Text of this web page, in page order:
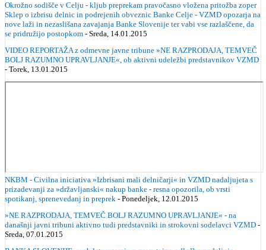
Okrožno sodišče v Celju - kljub preprekam pravočasno vložena pritožba zoper
Sklep o izbrisu delnic in podrejenih obveznic Banke Celje - VZMD opozarja na
nove laži in nezaslišana zavajanja Banke Slovenije ter vabi vse razlaščene, da
se pridružijo postopkom - Sreda, 14.01.2015
VIDEO REPORTAŽA z odmevne javne tribune »NE RAZPRODAJA, TEMVEČ
BOLJ RAZUMNO UPRAVLJANJE«, ob aktivni udeležbi predstavnikov VZMD
- Torek, 13.01.2015
NKBM - Civilna iniciativa »Izbrisani mali delničarji« in VZMD nadaljujeta s
prizadevanji za »državljanski« nakup banke - resna opozorila, ob vrsti
spotikanj, sprenevedanj in preprek - Ponedeljek, 12.01.2015
»NE RAZPRODAJA, TEMVEČ BOLJ RAZUMNO UPRAVLJANJE« - na
današnji javni tribuni aktivno tudi predstavniki in strokovni sodelavci VZMD -
Sreda, 07.01.2015